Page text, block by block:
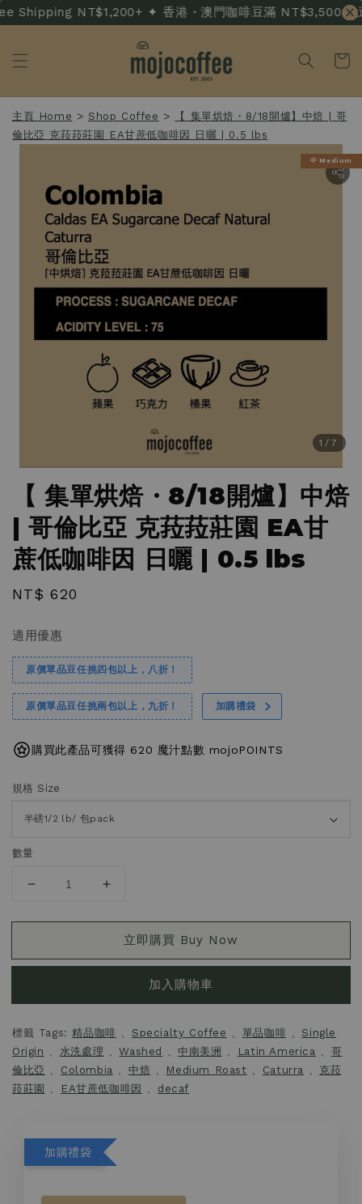
Shipping NT$1,200+ ✦ 香港・澳門咖啡豆滿 NT$3,500
主頁 Home > Shop Coffee >
【 集單烘焙・8/18開爐】中焙 | 哥
倫比亞 克菈菈莊園 EA甘蔗低咖啡因 日曬 | 0.5 lbs
1 /7
中 Medium
【 集單烘焙・8/18開爐】中焙
| 哥倫比亞 克菈菈莊園 EA甘
蔗低咖啡因 日曬 | 0.5 lbs
Regular
NT$ 620
適用優惠
原價單品豆任挑四包以上，八折！
原價單品豆任挑兩包以上，九折！ 加購禮袋
購買此產品可獲得 620 魔汁點數 mojoPOINTS
規格 Size
數量
立即購買 Buy Now
加入購物車
標籤 Tags:精品咖啡 、 Specialty Coffee 、 單品咖啡 、 Single
Origin 、 水洗處理 、Washed 、中南美洲 、 Latin America 、 哥
倫比亞 、 Colombia 、中焙 、 Medium Roast 、 Caturra 、 克菈
菈莊園
、 EA甘蔗低咖啡因 、 decaf
加購禮袋